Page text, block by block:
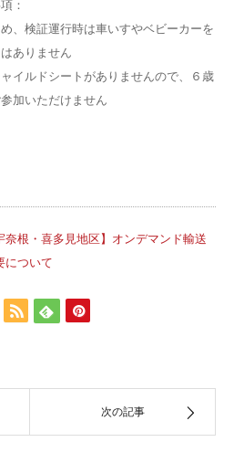
：
、検証運行時は車いすやベビーカーを
ありません
イルドシートがありませんので、６歳
加いただけません
奈根・喜多見地区】オンデマンド輸送
について
次の記事